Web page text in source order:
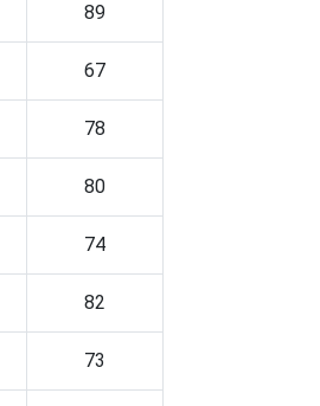
89
67
78
80
74
82
73